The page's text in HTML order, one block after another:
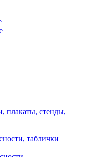
плакаты, стенды,
таблички